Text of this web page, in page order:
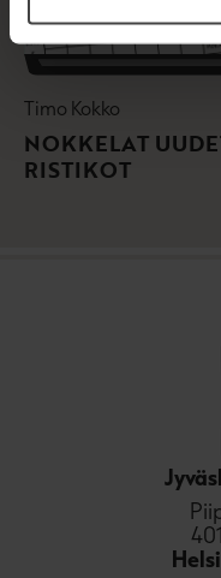
Timo Kokko
NOKKELAT
RISTIKOT